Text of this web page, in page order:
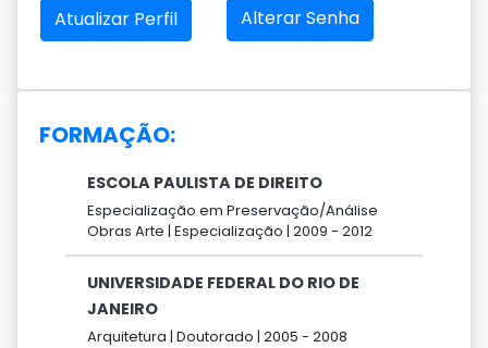
Atualizar Perfil Alterar Senha
FORMAÇÃO:
ESCOLA PAULISTA DE DIREITO
Especialização em Preservação/Análise
Obras Arte | Especialização | 2009 - 2012
UNIVERSIDADE FEDERAL DO RIO DE
JANEIRO
Arquitetura | Doutorado | 2005 - 2008